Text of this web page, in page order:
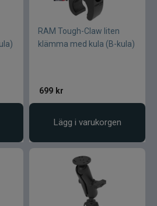
RAM Tough-Claw liten
klämma med kula (B-kula)
699 kr
Lägg i varukorgen